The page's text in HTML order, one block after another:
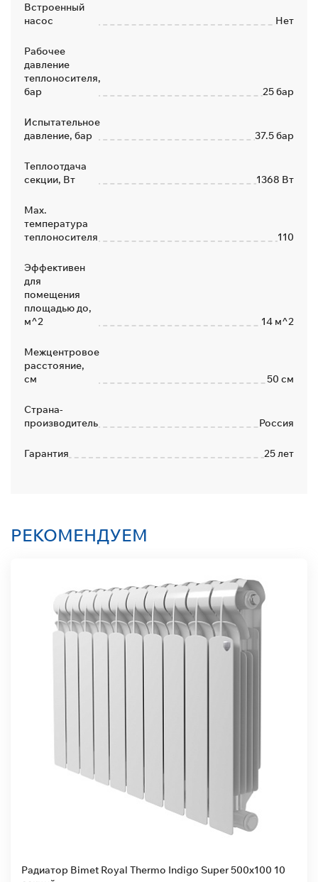
Встроенный
насос
Нет
Рабочее
давление
теплоносителя,
бар
25 бар
Испытательное
давление, бар
37.5 бар
Теплоотдача
секции, Вт
1368 Вт
Max.
температура
теплоносителя
110
Эффективен
для
помещения
площадью до,
м^2
14 м^2
Межцентровое
расстояние,
см
50 см
Страна-
производитель
Россия
Гарантия 25 лет
РЕКОМЕНДУЕМ
Радиатор Bimet Royal Thermo Indigo Super 500x100 10